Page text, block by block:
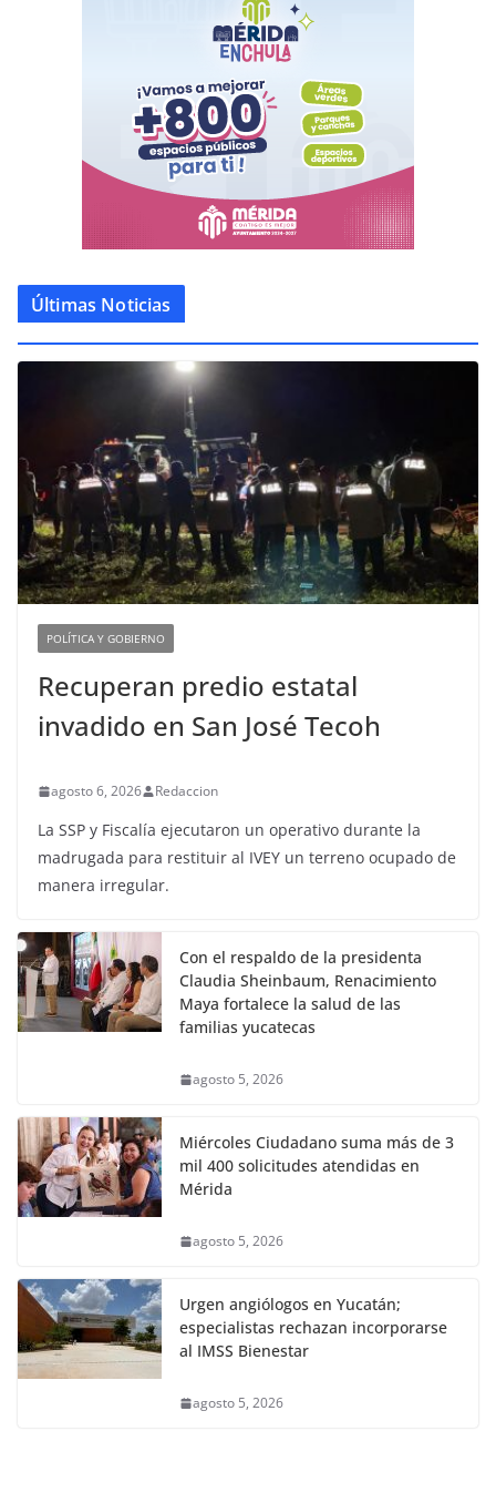
Últimas Noticias
POLÍTICA Y GOBIERNO
Recuperan predio estatal
invadido en San José Tecoh
agosto 6, 2026 Redaccion
La SSP y Fiscalía ejecutaron un operativo durante la
madrugada para restituir al IVEY un terreno ocupado de
manera irregular.
Con el respaldo de la presidenta
Claudia Sheinbaum, Renacimiento
Maya fortalece la salud de las
familias yucatecas
agosto 5, 2026
Miércoles Ciudadano suma más de 3
mil 400 solicitudes atendidas en
Mérida
agosto 5, 2026
Urgen angiólogos en Yucatán;
especialistas rechazan incorporarse
al IMSS Bienestar
agosto 5, 2026